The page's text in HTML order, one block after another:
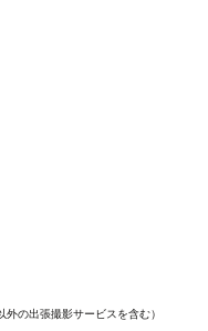
の出張撮影サービスを含む）